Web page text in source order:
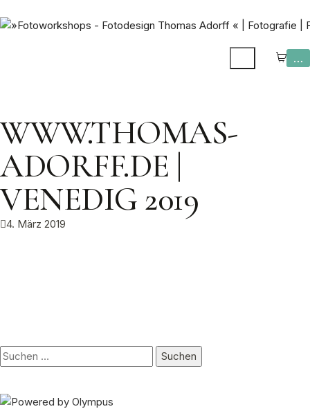
…
WWW.THOMAS-
ADORFF.DE |
VENEDIG 2019
4. März 2019
Suchen
nach: